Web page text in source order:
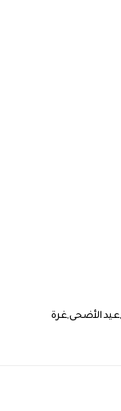
عيد الأضحى غرة